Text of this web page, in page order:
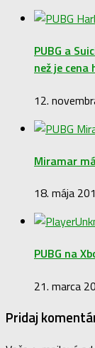
PUBG a
než je cena
12.
Miramar
18. mája
PUBG na
21. marca
Pridaj